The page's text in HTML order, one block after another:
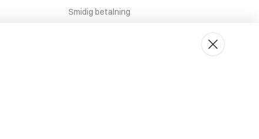
Smidig betalning